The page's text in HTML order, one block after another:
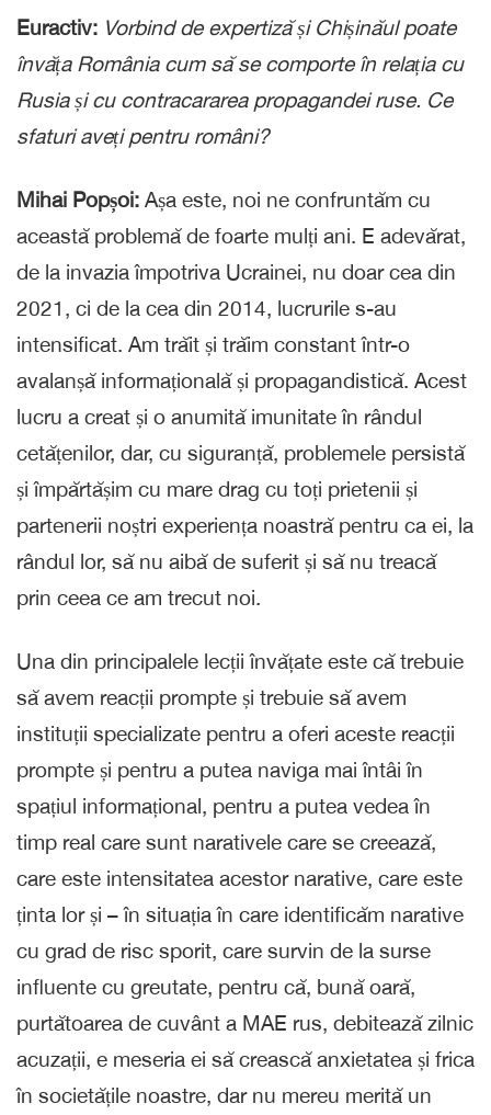
Euractiv: Vorbind de expertiză și Chișinăul poate
învăța România cum să se comporte în relația cu
Rusia și cu contracararea propagandei ruse. Ce
sfaturi aveți pentru români?
Mihai Popșoi: Așa este, noi ne confruntăm cu
această problemă de foarte mulți ani. E adevărat,
de la invazia împotriva Ucrainei, nu doar cea din
2021, ci de la cea din 2014, lucrurile s-au
intensificat. Am trăit și trăim constant într-o
avalanșă informațională și propagandistică. Acest
lucru a creat și o anumită imunitate în rândul
cetățenilor, dar, cu siguranță, problemele persistă
și împărtășim cu mare drag cu toți prietenii și
partenerii noștri experiența noastră pentru ca ei, la
rândul lor, să nu aibă de suferit și să nu treacă
prin ceea ce am trecut noi.
Una din principalele lecții învățate este că trebuie
să avem reacții prompte și trebuie să avem
instituții specializate pentru a oferi aceste reacții
prompte și pentru a putea naviga mai întâi în
spațiul informațional, pentru a putea vedea în
timp real care sunt narativele care se creează,
care este intensitatea acestor narative, care este
ținta lor și – în situația în care identificăm narative
cu grad de risc sporit, care survin de la surse
influente cu greutate, pentru că, bună oară,
purtătoarea de cuvânt a MAE rus, debitează zilnic
acuzații, e meseria ei să crească anxietatea și frica
în societățile noastre, dar nu mereu merită un